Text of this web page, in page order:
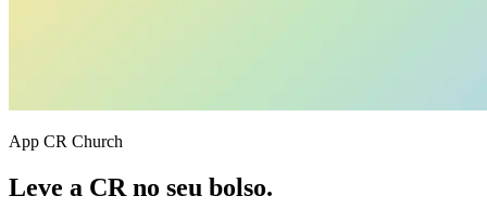
App CR Church
Leve a CR no seu bolso.